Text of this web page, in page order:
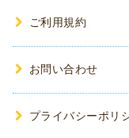
ご利用規約
お問い合わせ
プライバシーポリ